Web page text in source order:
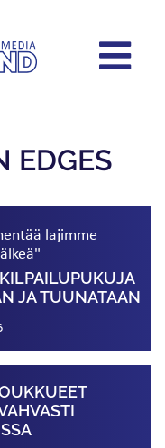
EDGES
lajimme
JA TUUNATAAN